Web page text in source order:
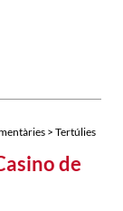
> Tertúlies
de